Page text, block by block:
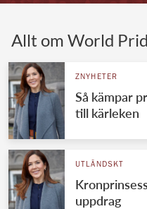
Allt om World
ZNYHETER
Så kämpar
till kärleken
UTLÄNDSKT
uppdrag